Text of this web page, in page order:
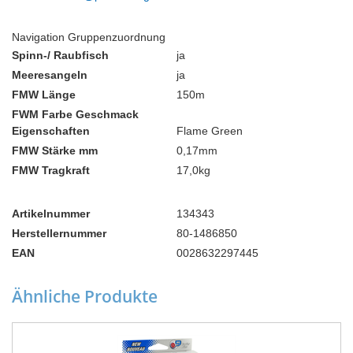
Navigation Gruppenzuordnung
Spinn-/ Raubfisch
ja
Meeresangeln
ja
FMW Länge
150m
FWM Farbe Geschmack
Eigenschaften
Flame Green
FMW Stärke mm
0,17mm
FMW Tragkraft
17,0kg
Artikelnummer
134343
Herstellernummer
80-1486850
EAN
0028632297445
Ähnliche Produkte